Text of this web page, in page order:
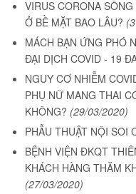
VIRUS CORONA
Ở BỀ MẶT BAO LÂU?
MÁCH BẠN ỨNG PHÓ
ĐẠI DỊCH COVID - 19
NGUY CƠ NHIỄM
PHỤ NỮ MANG THAI
KHÔNG? (29/03/2020)
PHẪU THUẬT NỘI SOI
BỆNH VIỆN ĐKQT
KHÁCH HÀNG THĂM
(27/03/2020)